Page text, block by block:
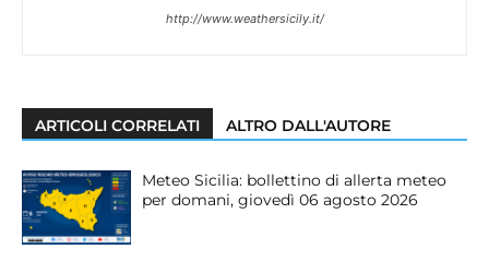
http://www.weathersicily.it/
ARTICOLI CORRELATI ALTRO DALL'AUTORE
Meteo Sicilia: bollettino di allerta meteo
per domani, giovedì 06 agosto 2026